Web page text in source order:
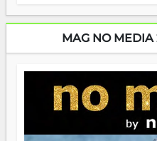
dorment vraiment la nuit.
encore meilleures. Aina
Prix RFI Instrumental
jeunes qui tiennent la
s'arrêter là, applaudir et
serait passer à côté d'une
brûle fort — et parfois, ça
direction peut éclairer
là que les aînés entrent en
MAG NO MEDIA